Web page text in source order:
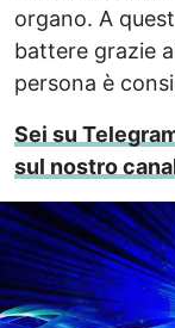
organo. A
battere grazie
persona è
Sei su
sul nostro